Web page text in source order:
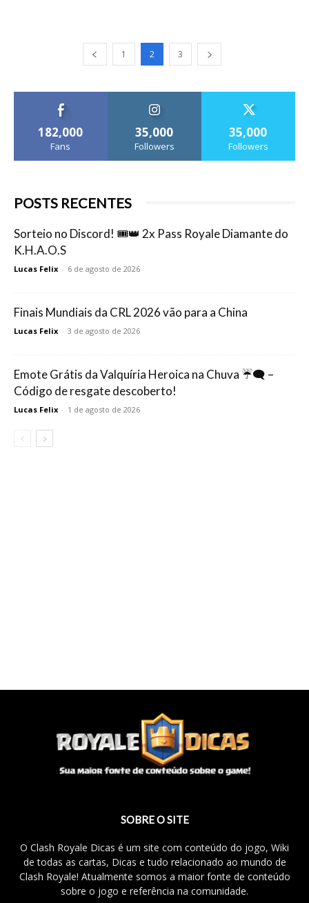
1 2 3
182,000
Fans
35,000
Followers
35,000
Followers
POSTS RECENTES
Sorteio no Discord! 🎟️👑 2x Pass Royale Diamante do
K.H.A.O.S
Lucas Felix - 6 de agosto de 2026
Finais Mundiais da CRL 2026 vão para a China
Lucas Felix - 3 de agosto de 2026
Emote Grátis da Valquíria Heroica na Chuva ☔🗨️ –
Código de resgate descoberto!
Lucas Felix - 1 de agosto de 2026
SOBRE O SITE
O Clash Royale Dicas é um site com conteúdo do jogo, Wiki
de todas as cartas, Dicas e tudo relacionado ao mundo de
Clash Royale! Atualmente somos a maior fonte de conteúdo
sobre o jogo e referência na comunidade.